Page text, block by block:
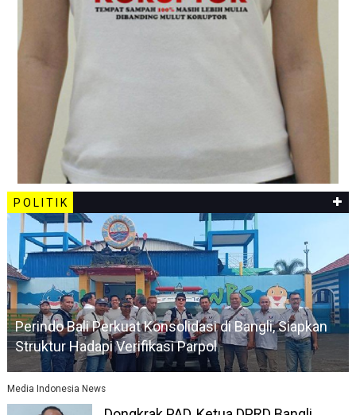
P O L I T I K
Perindo Bali Perkuat Konsolidasi di Bangli, Siapkan
Struktur Hadapi Verifikasi Parpol
Media Indonesia News